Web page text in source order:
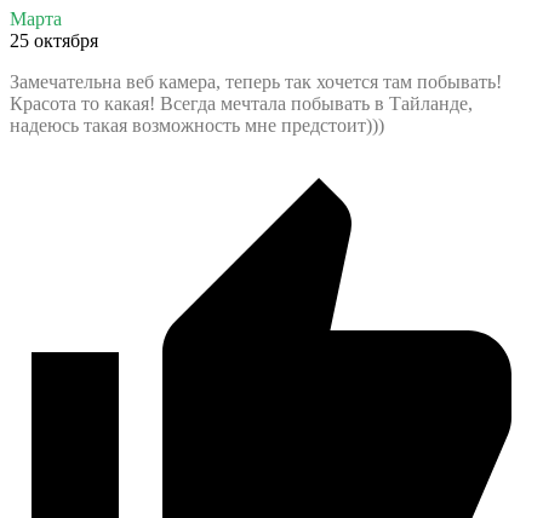
Марта
25 октября
Замечательна веб камера, теперь так хочется там побывать!
Красота то какая! Всегда мечтала побывать в Тайланде,
надеюсь такая возможность мне предстоит)))